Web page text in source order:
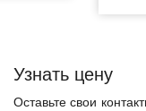
Узнать цену
Оставьте свои